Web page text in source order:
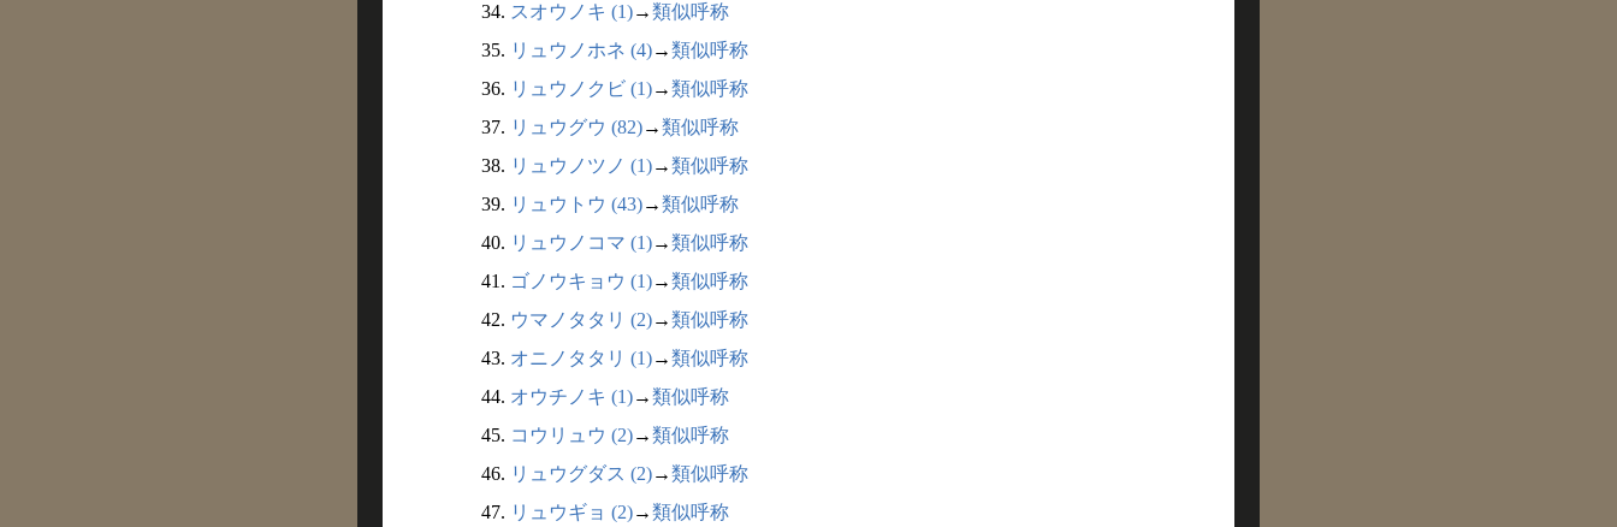
34. スオウノキ (1)→類似呼称
35. リュウノホネ (4)→類似呼称
36. リュウノクビ (1)→類似呼称
37. リュウグウ (82)→類似呼称
38. リュウノツノ (1)→類似呼称
39. リュウトウ (43)→類似呼称
40. リュウノコマ (1)→類似呼称
41. ゴノウキョウ (1)→類似呼称
42. ウマノタタリ (2)→類似呼称
43. オニノタタリ (1)→類似呼称
44. オウチノキ (1)→類似呼称
45. コウリュウ (2)→類似呼称
46. リュウグダス (2)→類似呼称
47. リュウギョ (2)→類似呼称